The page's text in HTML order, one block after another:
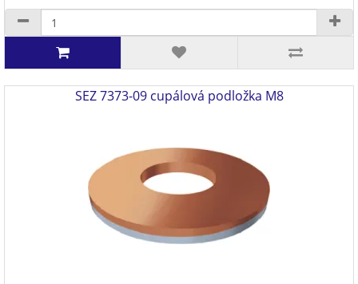
SEZ 7373-09 cupálová podložka M8